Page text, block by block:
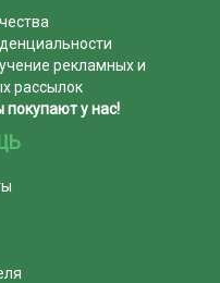
рекламных и
рассылок
у нас!